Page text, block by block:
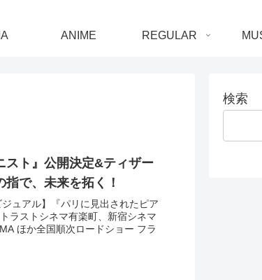
ANIME REGULAR
スト』公開決定&ティザー
で、未来を拓く！
ュアル】『パリに見出されたピア
ラストシネマ有楽町、新宿シネマ
ほか全国順次ロードショー フラ
検索